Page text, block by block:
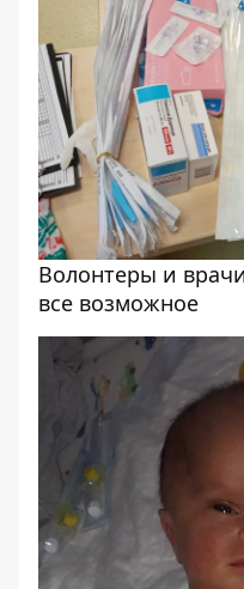
Волонтеры и
все возможное